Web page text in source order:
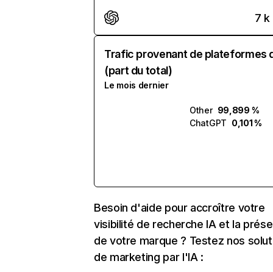
7 k
Trafic provenant de plateformes
(part du total)
Le mois dernier
Other 99,899 %
ChatGPT 0,101 %
Besoin d'aide pour accroître votre
visibilité de recherche IA et la
de votre marque ? Testez nos
de marketing par l'IA :